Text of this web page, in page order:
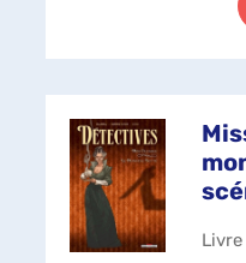
Livre